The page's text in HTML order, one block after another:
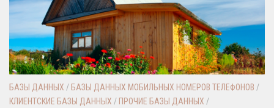
БАЗЫ ДАННЫХ / БАЗЫ ДАННЫХ МОБИЛЬНЫХ НОМЕРОВ ТЕЛЕФОНОВ /
КЛИЕНТСКИЕ БАЗЫ ДАННЫХ / ПРОЧИЕ БАЗЫ ДАННЫХ /